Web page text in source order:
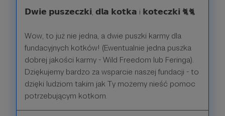
𝗗𝘄𝗶𝗲 𝗽𝘂𝘀𝘇𝗲𝗰𝘇𝗸𝗶, 𝗱𝗹𝗮 𝗸𝗼𝘁𝗸𝗮 i 𝗸𝗼𝘁𝗲𝗰𝘇𝗸𝗶 🐈🐈
Wow, to już nie jedna, a dwie puszki karmy dla
fundacyjnych kotków! (Ewentualnie jedna puszka
dobrej jakości karmy - Wild Freedom lub Feringa).
Dziękujemy bardzo za wsparcie naszej fundacji - to
dzięki ludziom takim jak Ty możemy nieść pomoc
potrzebującym kotkom.